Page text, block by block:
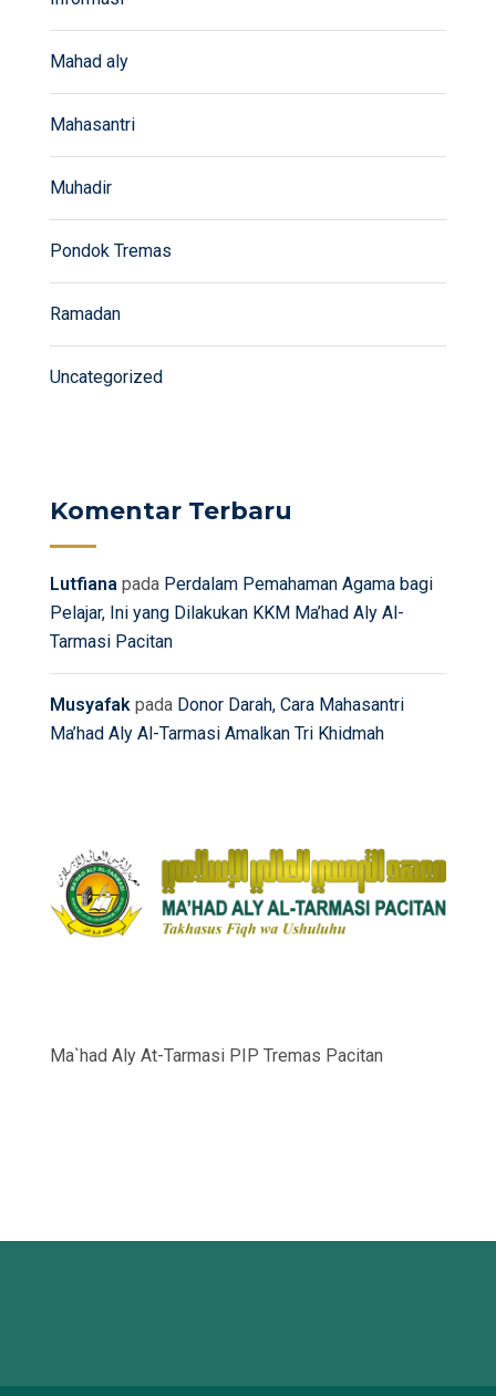
Mahad aly
Mahasantri
Muhadir
Pondok Tremas
Ramadan
Uncategorized
Komentar Terbaru
Lutfiana pada Perdalam Pemahaman Agama bagi
Pelajar, Ini yang Dilakukan KKM Ma’had Aly Al-
Tarmasi Pacitan
Musyafak pada Donor Darah, Cara Mahasantri
Ma’had Aly Al-Tarmasi Amalkan Tri Khidmah
Ma`had Aly At-Tarmasi PIP Tremas Pacitan